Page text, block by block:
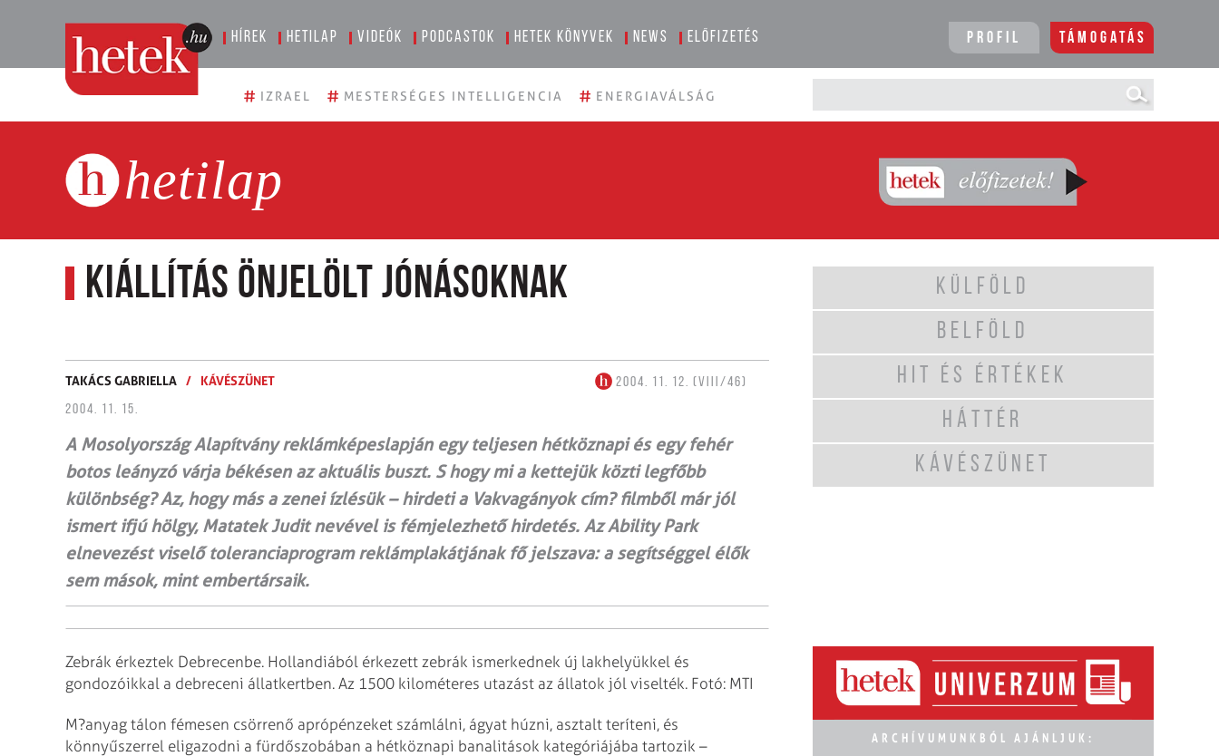
Hírek Hetilap Videók Podcastok Hetek könyvek News Előfizetés Profil Támogatás
# IZRAEL # MESTERSÉGES INTELLIGENCIA # ENERGIAVÁLSÁG
hetilap
Kiállítás önjelölt Jónásoknak
TAKÁCS GABRIELLA / KÁVÉSZÜNET
2004. 11. 12. (VIII/46)
2004. 11. 15.
A Mosolyország Alapítvány reklámképeslapján egy teljesen hétköznapi és egy fehér
botos leányzó várja békésen az aktuális buszt. S hogy mi a kettejük közti legfőbb
különbség? Az, hogy más a zenei ízlésük – hirdeti a Vakvagányok cím? filmből már jól
ismert ifjú hölgy, Matatek Judit nevével is fémjelezhető hirdetés. Az Ability Park
elnevezést viselő toleranciaprogram reklámplakátjának fő jelszava: a segítséggel élők
sem mások, mint embertársaik.
Zebrák érkeztek Debrecenbe. Hollandiából érkezett zebrák ismerkednek új lakhelyükkel és
gondozóikkal a debreceni állatkertben. Az 1500 kilométeres utazást az állatok jól viselték. Fotó: MTI
M?anyag tálon fémesen csörrenő aprópénzeket számlálni, ágyat húzni, asztalt teríteni, és
könnyűszerrel eligazodni a fürdőszobában a hétköznapi banalitások kategóriájába tartozik –
KÜLFÖLD
BELFÖLD
HIT ÉS ÉRTÉKEK
HÁTTÉR
KÁVÉSZÜNET
ARCHÍVUMUNKBÓL AJÁNLJUK: